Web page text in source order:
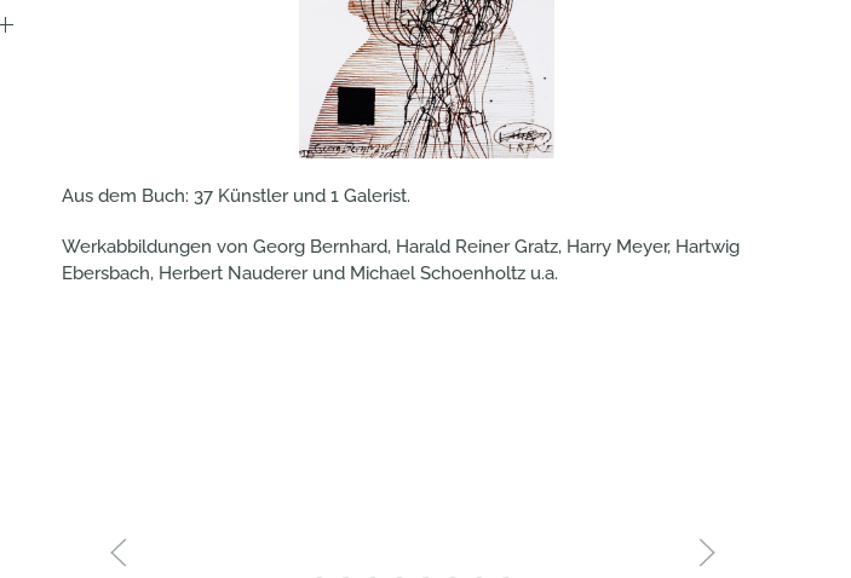
Aus dem Buch: 37 Künstler und 1 Galerist.
Werkabbildungen von Georg Bernhard, Harald Reiner Gratz, Harry Meyer, Hartwig
Ebersbach, Herbert Nauderer und Michael Schoenholtz u.a.